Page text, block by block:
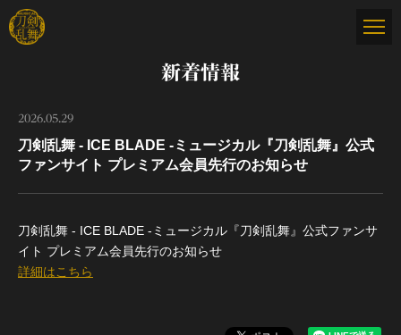
新着情報
2026.05.29
刀剣乱舞 - ICE BLADE -ミュージカル『刀剣乱舞』公式
ファンサイト プレミアム会員先行のお知らせ
刀剣乱舞 - ICE BLADE -ミュージカル『刀剣乱舞』公式ファンサ
イト プレミアム会員先行のお知らせ
詳細はこちら